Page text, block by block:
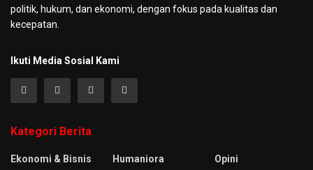
politik, hukum, dan ekonomi, dengan fokus pada kualitas dan
kecepatan.
Ikuti Media Sosial Kami
Kategori Berita
Ekonomi & Bisnis
Humaniora
Opini